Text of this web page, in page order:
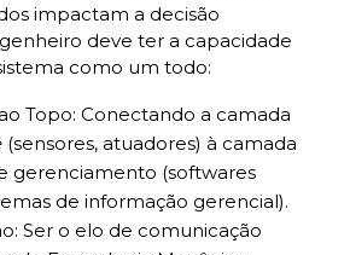
impactam a decisão
deve ter a capacidade
como um todo:
Topo: Conectando a camada
(sensores, atuadores) à camada
gerenciamento (softwares
de informação gerencial).
Ser o elo de comunicação